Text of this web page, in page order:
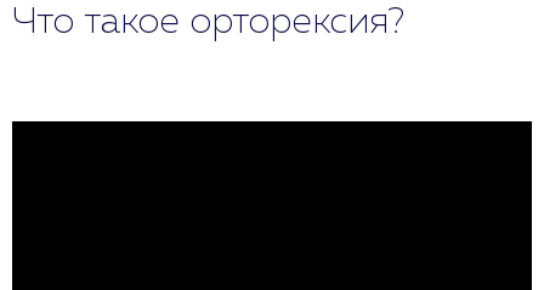
Что такое орторексия?